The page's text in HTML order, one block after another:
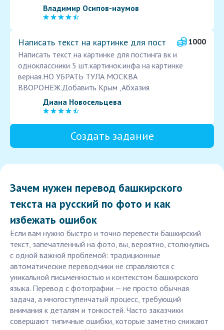
Владимир Осипов-наумов
Написать текст на картинке для пост
1000
Написать текст на картинке для постинга вк и
одноклассники 5 шт.картинок.инфа на картинке
верная.НО УБРАТЬ ТУЛА МОСКВА
ВВОРОНЕЖ.Добавить Крым ,Абхазия
Диана Новосельцева
Создать задание
Зачем нужен перевод башкирского
текста на русский по фото и как
избежать ошибок
Если вам нужно быстро и точно перевести башкирский
текст, запечатленный на фото, вы, вероятно, столкнулись
с одной важной проблемой: традиционные
автоматические переводчики не справляются с
уникальной письменностью и контекстом башкирского
языка. Перевод с фотографии — не просто обычная
задача, а многоступенчатый процесс, требующий
внимания к деталям и тонкостей. Часто заказчики
совершают типичные ошибки, которые заметно снижают